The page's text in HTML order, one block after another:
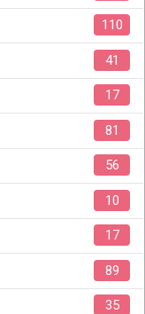
110
41
17
81
56
10
17
89
35